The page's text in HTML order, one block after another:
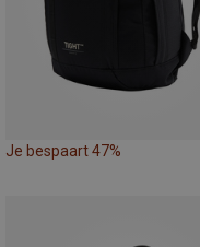
Je bespaart 47%